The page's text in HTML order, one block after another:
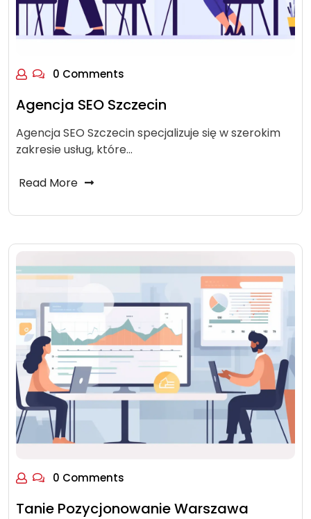
0 Comments
Agencja SEO Szczecin
Agencja SEO Szczecin specjalizuje się w szerokim
zakresie usług, które…
Read More
0 Comments
Tanie Pozycjonowanie Warszawa